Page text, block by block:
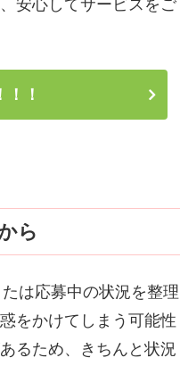
安心してサービスをご
！
ら
は応募中の状況を整理
をかけてしまう可能性
るため、きちんと状況